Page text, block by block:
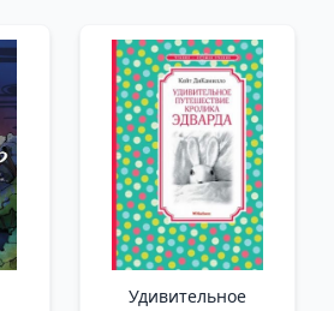
Удивительное